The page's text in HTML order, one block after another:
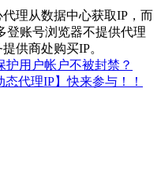
理从数据中心获取IP，而
登账号浏览器不提供代理
供商处购买IP。
护用户帐户不被封禁？
代理IP】快来参与！！